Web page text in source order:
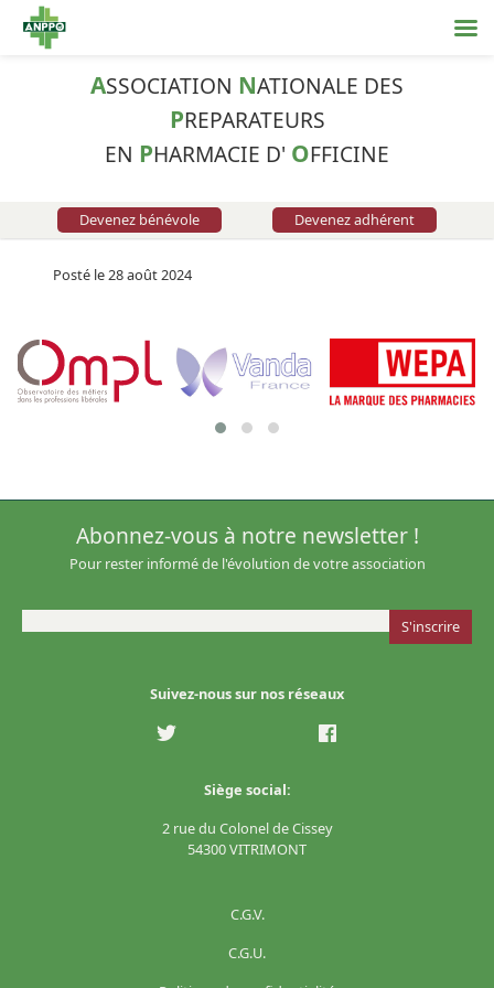
ASSOCIATION NATIONALE DES
PREPARATEURS
EN PHARMACIE D' OFFICINE
Devenez bénévole Devenez adhérent
Posté le 28 août 2024
Suivez-nous sur nos réseaux
Siège social:
2 rue du Colonel de Cissey
54300 VITRIMONT
Abonnez-vous à notre newsletter !
Pour rester informé de l'évolution de votre association
C.G.V.
C.G.U.